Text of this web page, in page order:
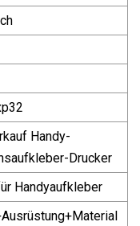
Handy-
Drucker
Handyaufkleber